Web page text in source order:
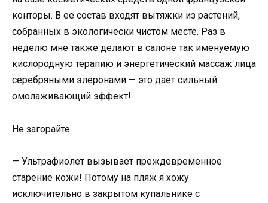
конторы. В ее состав входят вытяжки из растений,
собранных в экологически чистом месте. Раз в
неделю мне также делают в салоне так именуемую
кислородную терапию и энергетический массаж лица
серебряными элеронами — это дает сильный
омолаживающий эффект!
Не загорайте
— Ультрафиолет вызывает преждевременное
старение кожи! Потому на пляж я хожу
исключительно в закрытом купальнике с